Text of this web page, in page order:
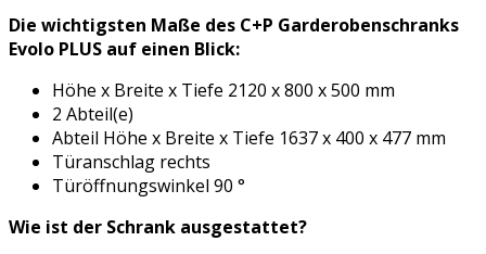
Die wichtigsten Maße des C+P Garderobenschranks
Evolo PLUS auf einen Blick:
Höhe x Breite x Tiefe 2120 x 800 x 500 mm
2 Abteil(e)
Abteil Höhe x Breite x Tiefe 1637 x 400 x 477 mm
Türanschlag rechts
Türöffnungswinkel 90 °
Wie ist der Schrank ausgestattet?